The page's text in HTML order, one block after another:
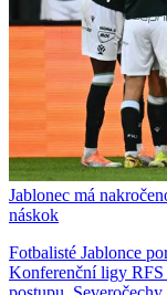
Jablonec má
náskok
Fotbalisté Jablonce
Konferenční ligy